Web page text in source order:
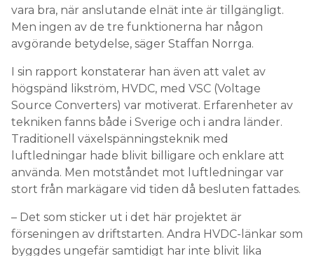
vara bra, när anslutande elnät inte är tillgängligt.
Men ingen av de tre funktionerna har någon
avgörande betydelse, säger Staffan Norrga.
I sin rapport konstaterar han även att valet av
högspänd likström, HVDC, med VSC (Voltage
Source Converters) var motiverat. Erfarenheter av
tekniken fanns både i Sverige och i andra länder.
Traditionell växelspänningsteknik med
luftledningar hade blivit billigare och enklare att
använda. Men motståndet mot luftledningar var
stort från markägare vid tiden då besluten fattades.
– Det som sticker ut i det här projektet är
förseningen av driftstarten. Andra HVDC-länkar som
byggdes ungefär samtidigt har inte blivit lika